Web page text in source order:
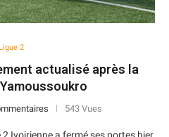
2
actualisé après la
543 Vues